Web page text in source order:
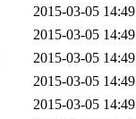
2015-03-05 14:49
2015-03-05 14:49
2015-03-05 14:49
2015-03-05 14:49
2015-03-05 14:49